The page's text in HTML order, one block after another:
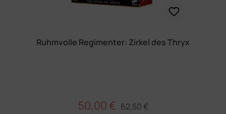
Ruhmvolle Regimenter: Zirkel des Thryx
Verkaufspreis:
50,00 € Regulärer Preis:
62,50 €